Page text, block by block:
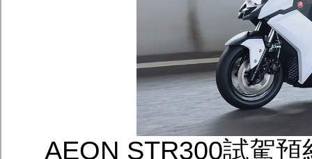
AEON STR300試駕